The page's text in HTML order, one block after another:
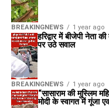
BREAKINGNEWS 1 year ago
BREAKINGNEWS 1 year ago
हरिद्वार में बीजेपी
पर उठे सवाल
“सासाराम की मुस्लिम
मोदी के स्वागत में गूंजा